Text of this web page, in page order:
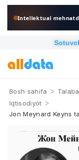
Intellektual
Bosh sahifa >
Iqtisodiyot >
Jon Meynard Keyns